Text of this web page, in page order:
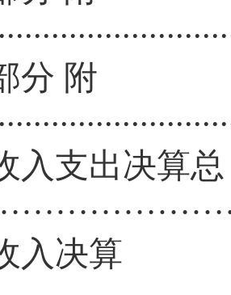
分 附
入支出决算总
入决算